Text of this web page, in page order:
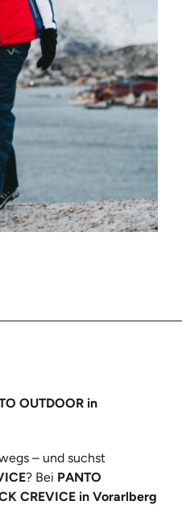
OUTDOOR in
– und suchst
? Bei PANTO
CREVICEin Vorarlberg